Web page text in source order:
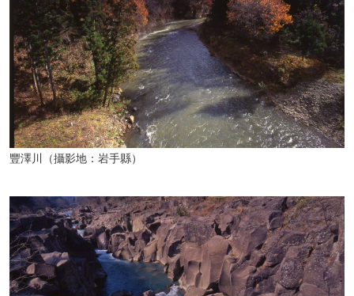
豐澤川（攝影地：岩手縣）